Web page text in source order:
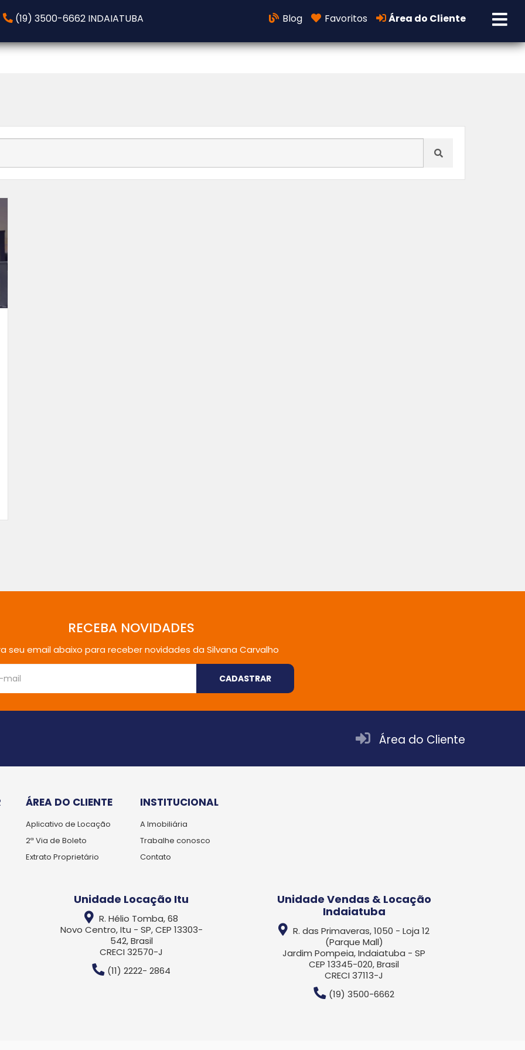
(19) 3500-6662 INDAIATUBA Blog Favoritos Área do Cliente
RECEBA NOVIDADES
seu email abaixo para receber novidades da Silvana Carvalho
CADASTRAR
Área do Cliente
ÁREA DO CLIENTE
Aplicativo de Locação
2ª Via de Boleto
Extrato Proprietário
INSTITUCIONAL
A Imobiliária
Trabalhe conosco
Contato
Unidade Locação Itu
R. Hélio Tomba, 68
Novo Centro, Itu - SP, CEP 13303-
542, Brasil
CRECI 32570-J
(11) 2222- 2864
Unidade Vendas & Locação
Indaiatuba
R. das Primaveras, 1050 - Loja 12
(Parque Mall)
Jardim Pompeia, Indaiatuba - SP
CEP 13345-020, Brasil
CRECI 37113-J
(19) 3500-6662